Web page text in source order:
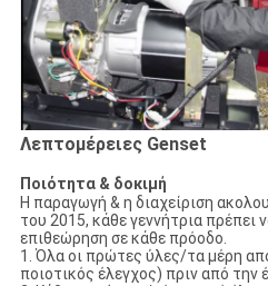
Λεπτομέρειες Genset
Ποιότητα & δοκιμή
Η παραγωγή & η διαχείριση
του 2015, κάθε γεννήτρια πρέπει
επιθεώρηση σε κάθε πρόοδο.
1. Όλα οι πρώτες ύλες/τα μέρη
ποιοτικός έλεγχος) πριν από την